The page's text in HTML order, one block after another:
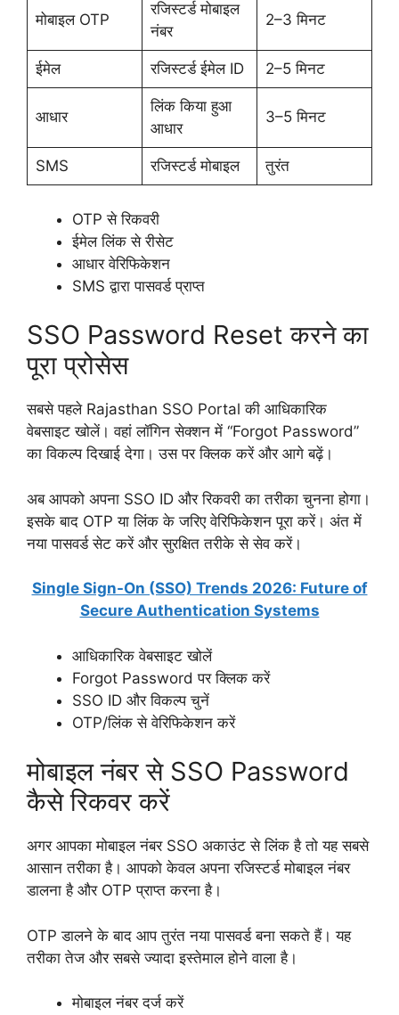
मोबाइल OTP
रजिस्टर्ड मोबाइल
नंबर
2–3 मिनट
ईमेल रजिस्टर्ड ईमेल ID 2–5 मिनट
आधार
लिंक किया हुआ
आधार
3–5 मिनट
SMS रजिस्टर्ड मोबाइल तुरंत
OTP से रिकवरी
ईमेल लिंक से रीसेट
आधार वेरिफिकेशन
SMS द्वारा पासवर्ड प्राप्त
SSO Password Reset करने का
पूरा प्रोसेस
सबसे पहले Rajasthan SSO Portal की आधिकारिक
वेबसाइट खोलें। वहां लॉगिन सेक्शन में “Forgot Password”
का विकल्प दिखाई देगा। उस पर क्लिक करें और आगे बढ़ें।
अब आपको अपना SSO ID और रिकवरी का तरीका चुनना होगा।
इसके बाद OTP या लिंक के जरिए वेरिफिकेशन पूरा करें। अंत में
नया पासवर्ड सेट करें और सुरक्षित तरीके से सेव करें।
Single Sign-On (SSO) Trends 2026: Future of
Secure Authentication Systems
आधिकारिक वेबसाइट खोलें
Forgot Password पर क्लिक करें
SSO ID और विकल्प चुनें
OTP/लिंक से वेरिफिकेशन करें
मोबाइल नंबर से SSO Password
कैसे रिकवर करें
अगर आपका मोबाइल नंबर SSO अकाउंट से लिंक है तो यह सबसे
आसान तरीका है। आपको केवल अपना रजिस्टर्ड मोबाइल नंबर
डालना है और OTP प्राप्त करना है।
OTP डालने के बाद आप तुरंत नया पासवर्ड बना सकते हैं। यह
तरीका तेज और सबसे ज्यादा इस्तेमाल होने वाला है।
मोबाइल नंबर दर्ज करें